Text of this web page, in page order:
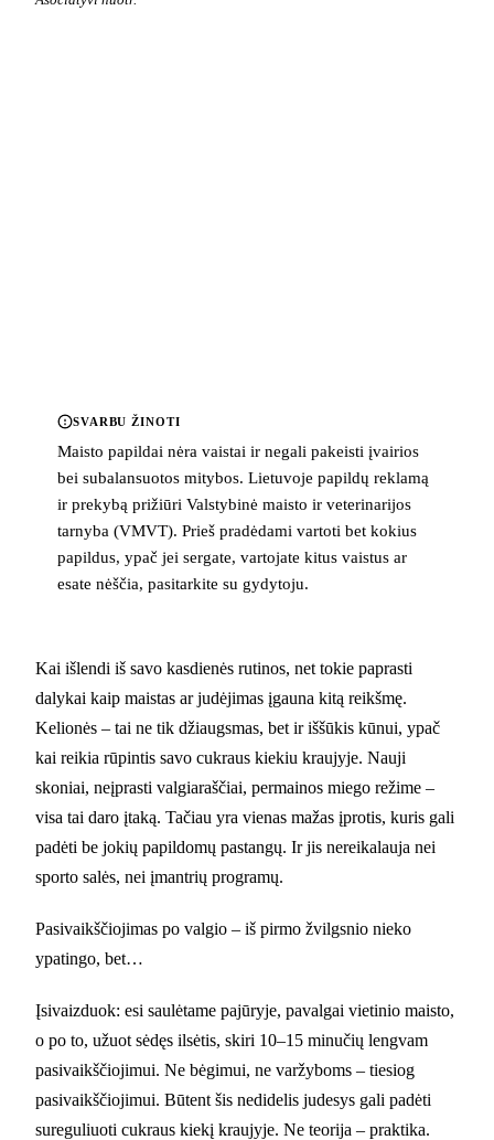
SVARBU ŽINOTI
Maisto papildai nėra vaistai ir negali pakeisti įvairios
bei subalansuotos mitybos. Lietuvoje papildų reklamą
ir prekybą prižiūri Valstybinė maisto ir veterinarijos
tarnyba (VMVT). Prieš pradėdami vartoti bet kokius
papildus, ypač jei sergate, vartojate kitus vaistus ar
esate nėščia, pasitarkite su gydytoju.
Kai išlendi iš savo kasdienės rutinos, net tokie paprasti
dalykai kaip maistas ar judėjimas įgauna kitą reikšmę.
Kelionės – tai ne tik džiaugsmas, bet ir iššūkis kūnui, ypač
kai reikia rūpintis savo cukraus kiekiu kraujyje. Nauji
skoniai, neįprasti valgiaraščiai, permainos miego režime –
visa tai daro įtaką. Tačiau yra vienas mažas įprotis, kuris gali
padėti be jokių papildomų pastangų. Ir jis nereikalauja nei
sporto salės, nei įmantrių programų.
Pasivaikščiojimas po valgio – iš pirmo žvilgsnio nieko
ypatingo, bet…
Įsivaizduok: esi saulėtame pajūryje, pavalgai vietinio maisto,
o po to, užuot sėdęs ilsėtis, skiri 10–15 minučių lengvam
pasivaikščiojimui. Ne bėgimui, ne varžyboms – tiesiog
pasivaikščiojimui. Būtent šis nedidelis judesys gali padėti
sureguliuoti cukraus kiekį kraujyje. Ne teorija – praktika.